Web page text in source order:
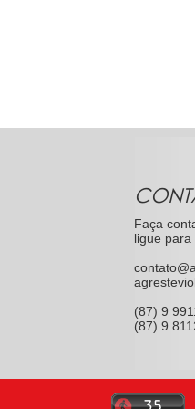
Faça
ligue para
(87) 9
(87) 9